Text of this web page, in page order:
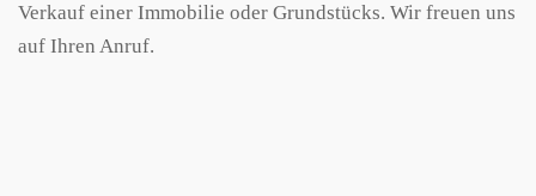
Verkauf einer Immobilie oder Grundstücks. Wir freuen uns
auf Ihren Anruf.